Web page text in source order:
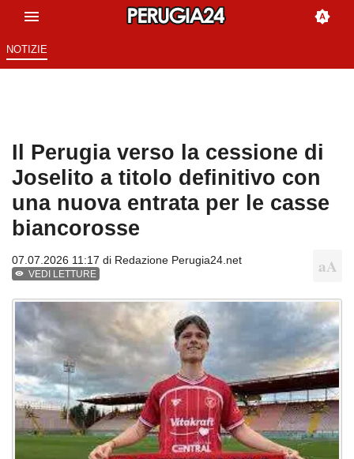
NOTIZIE
Il Perugia verso la cessione di
Joselito a titolo definitivo con
una nuova entrata per le casse
biancorosse
07.07.2026 11:17 di Redazione Perugia24.net
VEDI LETTURE